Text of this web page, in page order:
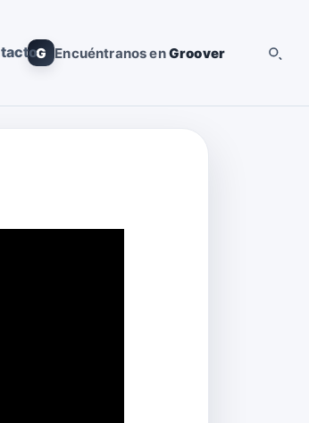
G Encuéntranos enGroover